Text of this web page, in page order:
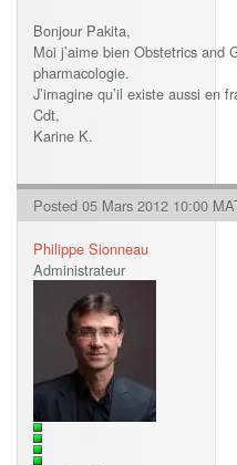
Bonjour Pakita,
Moi j’aime bien Obstetrics and
pharmacologie.
J’imagine qu’il existe aussi en
Cdt,
Karine K.
Posted 05 Mars 2012 10:00
Philippe Sionneau
Administrateur